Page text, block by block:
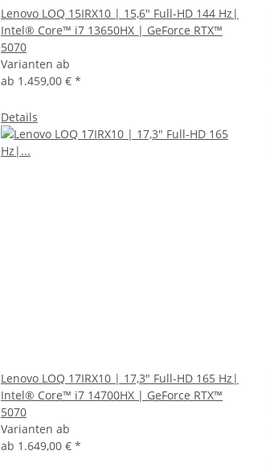
Lenovo LOQ 15IRX10 | 15,6" Full-HD 144 Hz|
Intel® Core™ i7 13650HX | GeForce RTX™
5070
Varianten ab
ab 1.459,00 € *
Details
Lenovo LOQ 17IRX10 | 17,3" Full-HD 165 Hz|
Intel® Core™ i7 14700HX | GeForce RTX™
5070
Varianten ab
ab 1.649,00 € *